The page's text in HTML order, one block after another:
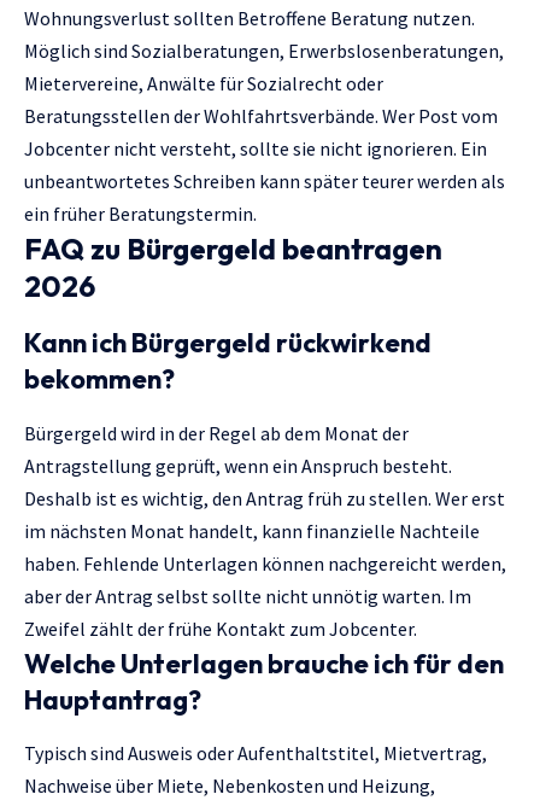
Wohnungsverlust sollten Betroffene Beratung nutzen.
Möglich sind Sozialberatungen, Erwerbslosenberatungen,
Mietervereine, Anwälte für Sozialrecht oder
Beratungsstellen der Wohlfahrtsverbände. Wer Post vom
Jobcenter nicht versteht, sollte sie nicht ignorieren. Ein
unbeantwortetes Schreiben kann später teurer werden als
ein früher Beratungstermin.
FAQ zu Bürgergeld beantragen
2026
Kann ich Bürgergeld rückwirkend
bekommen?
Bürgergeld wird in der Regel ab dem Monat der
Antragstellung geprüft, wenn ein Anspruch besteht.
Deshalb ist es wichtig, den Antrag früh zu stellen. Wer erst
im nächsten Monat handelt, kann finanzielle Nachteile
haben. Fehlende Unterlagen können nachgereicht werden,
aber der Antrag selbst sollte nicht unnötig warten. Im
Zweifel zählt der frühe Kontakt zum Jobcenter.
Welche Unterlagen brauche ich für den
Hauptantrag?
Typisch sind Ausweis oder Aufenthaltstitel, Mietvertrag,
Nachweise über Miete, Nebenkosten und Heizung,